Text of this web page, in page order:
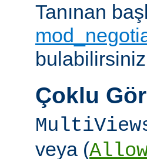
Tanınan
Çoklu
veya (